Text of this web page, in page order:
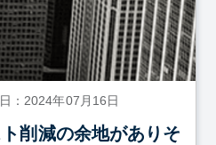
：2024年07月16日
削減の余地がありそ